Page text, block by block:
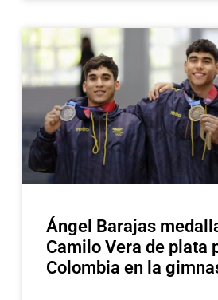
Ángel Barajas
Camilo Vera de plata
Colombia en la